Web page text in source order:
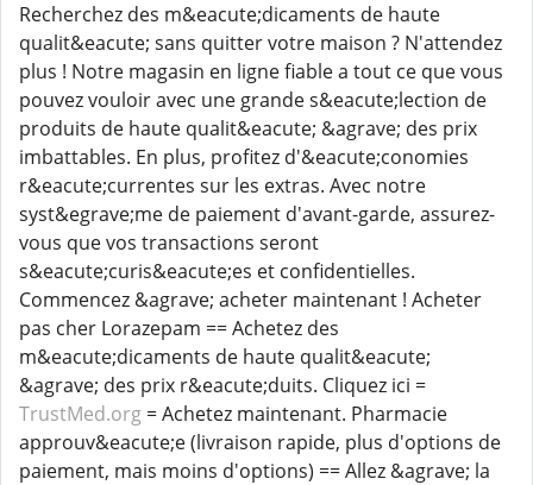
Recherchez des m&eacute;dicaments de haute
qualit&eacute; sans quitter votre maison ? N'attendez
plus ! Notre magasin en ligne fiable a tout ce que vous
pouvez vouloir avec une grande s&eacute;lection de
produits de haute qualit&eacute; &agrave; des prix
imbattables. En plus, profitez d'&eacute;conomies
r&eacute;currentes sur les extras. Avec notre
syst&egrave;me de paiement d'avant-garde, assurez-
vous que vos transactions seront
s&eacute;curis&eacute;es et confidentielles.
Commencez &agrave; acheter maintenant ! Acheter
pas cher Lorazepam == Achetez des
m&eacute;dicaments de haute qualit&eacute;
&agrave; des prix r&eacute;duits. Cliquez ici =
TrustMed.org = Achetez maintenant. Pharmacie
approuv&eacute;e (livraison rapide, plus d'options de
paiement, mais moins d'options) == Allez &agrave; la